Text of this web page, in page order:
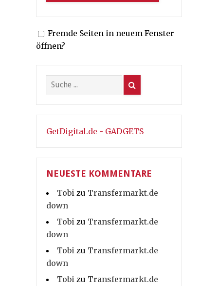
Fremde Seiten in neuem Fenster
öffnen?
GetDigital.de - GADGETS
NEUESTE KOMMENTARE
Tobi zu Transfermarkt.de
down
Tobi zu Transfermarkt.de
down
Tobi zu Transfermarkt.de
down
Tobi zu Transfermarkt.de